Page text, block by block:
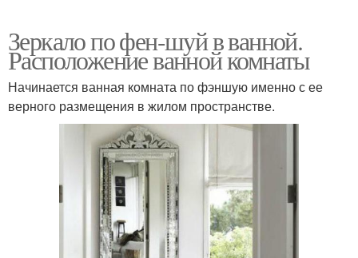
Зеркало по фен-шуй в ванной.
Расположение ванной комнаты
Начинается ванная комната по фэншую именно с ее
верного размещения в жилом пространстве.